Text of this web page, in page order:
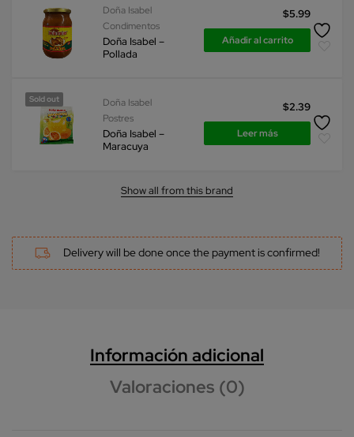
Doña Isabel
Condimentos
Doña Isabel –
Pollada
$5.99
Añadir al carrito
Sold out
Doña Isabel
Postres
Doña Isabel –
Maracuya
$2.39
Leer más
Show all from this brand
Delivery will be done once the payment is confirmed!
Información adicional
Valoraciones (0)